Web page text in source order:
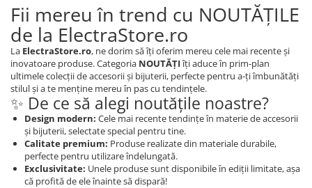
Fii mereu în trend cu NOUTĂȚILE
de la ElectraStore.ro
La ElectraStore.ro, ne dorim să îți oferim mereu cele mai recente și
inovatoare produse. Categoria NOUTĂȚIîți aduce în prim-plan
ultimele colecții de accesorii și bijuterii, perfecte pentru a-ți îmbunătăți
stilul și a te menține mereu în pas cu tendințele.
✨ De ce să alegi noutățile noastre?
Design modern: Cele mai recente tendințe în materie de accesorii
și bijuterii, selectate special pentru tine.
Calitate premium: Produse realizate din materiale durabile,
perfecte pentru utilizare îndelungată.
Exclusivitate: Unele produse sunt disponibile în ediții limitate, așa
că profită de ele înainte să dispară!